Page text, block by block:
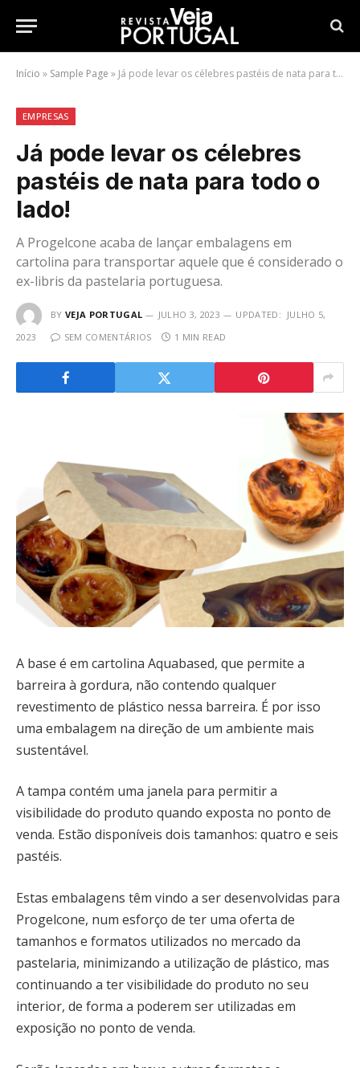
Início » Sample Page » Já pode levar os célebres pastéis de nata para todo o lado!
EMPRESAS
Já pode levar os célebres
pastéis de nata para todo o
lado!
A Progelcone acaba de lançar embalagens em
cartolina para transportar aquele que é considerado o
ex-libris da pastelaria portuguesa.
BY VEJA PORTUGAL JULHO 3, 2023 UPDATED: JULHO 5,
2023
SEM COMENTÁRIOS 1 MIN READ
A base é em cartolina Aquabased, que permite a
barreira à gordura, não contendo qualquer
revestimento de plástico nessa barreira. É por isso
uma embalagem na direção de um ambiente mais
sustentável.
A tampa contém uma janela para permitir a
visibilidade do produto quando exposta no ponto de
venda. Estão disponíveis dois tamanhos: quatro e seis
pastéis.
Estas embalagens têm vindo a ser desenvolvidas para
Progelcone, num esforço de ter uma oferta de
tamanhos e formatos utilizados no mercado da
pastelaria, minimizando a utilização de plástico, mas
continuando a ter visibilidade do produto no seu
interior, de forma a poderem ser utilizadas em
exposição no ponto de venda.